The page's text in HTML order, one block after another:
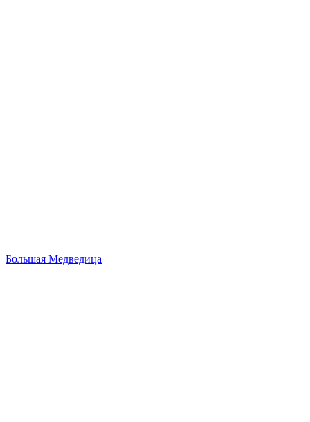
Большая Медведица